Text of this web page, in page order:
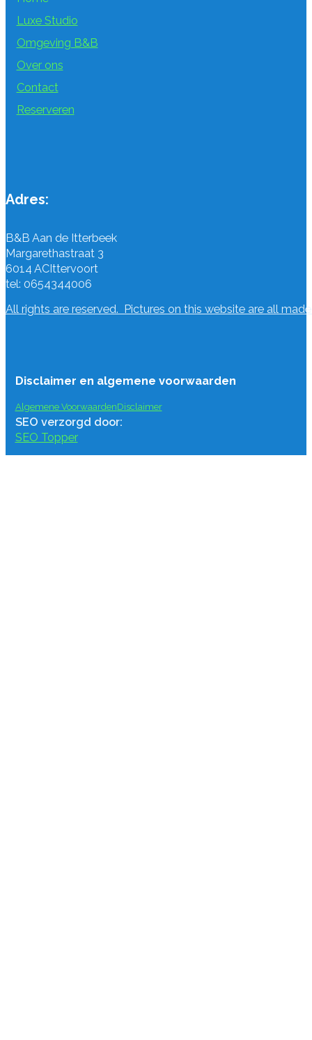
Luxe Studio
Omgeving B&B
Over ons
Contact
Reserveren
Adres:
B&B Aan de Itterbeek
Margarethastraat 3
6014 AC Ittervoort
tel: 0654344006
All rights are reserved. Pictures on this website are all
Disclaimer en algemene voorwaarden
Algemene VoorwaardenDisclaimer
SEO verzorgd door:
SEO Topper